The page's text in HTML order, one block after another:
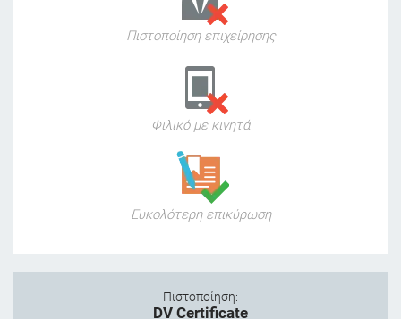
Πιστοποίηση επιχείρησης
Φιλικό με κινητά
Ευκολότερη επικύρωση
Πιστοποίηση:
DV Certificate